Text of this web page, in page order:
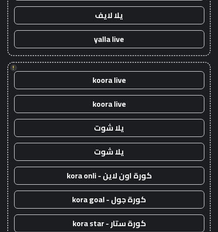
يلا لايف
yalla live
!
koora live
koora live
يلا شوت
يلا شوت
كورة اون لاين - kora onli
كورة جول - kora goal
كورة ستار - kora star